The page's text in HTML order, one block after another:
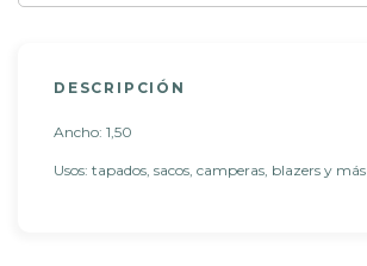
DESCRIPCIÓN
Ancho: 1,50
Usos: tapados, sacos, camperas, blazers y más